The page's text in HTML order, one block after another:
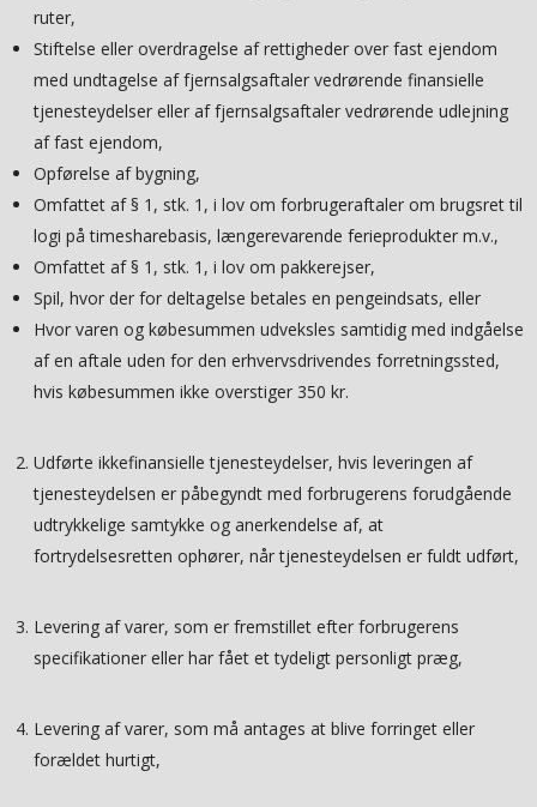
ruter,
Stiftelse eller overdragelse af rettigheder over fast ejendom
med undtagelse af fjernsalgsaftaler vedrørende finansielle
tjenesteydelser eller af fjernsalgsaftaler vedrørende udlejning
af fast ejendom,
Opførelse af bygning,
Omfattet af § 1, stk. 1, i lov om forbrugeraftaler om brugsret til
logi på timesharebasis, længerevarende ferieprodukter m.v.,
Omfattet af § 1, stk. 1, i lov om pakkerejser,
Spil, hvor der for deltagelse betales en pengeindsats, eller
Hvor varen og købesummen udveksles samtidig med indgåelse
af en aftale uden for den erhvervsdrivendes forretningssted,
hvis købesummen ikke overstiger 350 kr.
Udførte ikkefinansielle tjenesteydelser, hvis leveringen af
tjenesteydelsen er påbegyndt med forbrugerens forudgående
udtrykkelige samtykke og anerkendelse af, at
fortrydelsesretten ophører, når tjenesteydelsen er fuldt udført,
Levering af varer, som er fremstillet efter forbrugerens
specifikationer eller har fået et tydeligt personligt præg,
Levering af varer, som må antages at blive forringet eller
forældet hurtigt,